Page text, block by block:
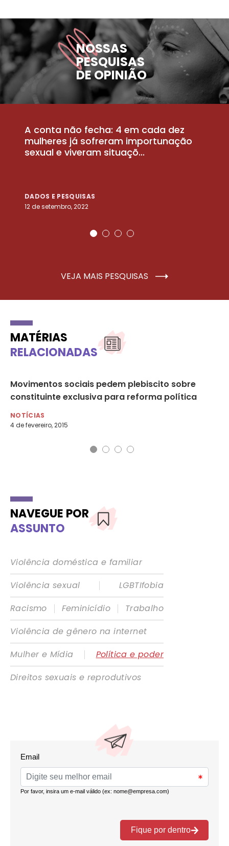
NOSSAS
PESQUISAS
DE OPINIÃO
A conta não fecha: 4 em cada dez
mulheres já sofreram importunação
sexual e viveram situaçõ...
DADOS E PESQUISAS
12 de setembro, 2022
VEJA MAIS PESQUISAS
MATÉRIAS
RELACIONADAS
Movimentos sociais pedem plebiscito sobre
constituinte exclusiva para reforma política
NOTÍCIAS
4 de fevereiro, 2015
NAVEGUE POR
ASSUNTO
Violência doméstica e familiar
Violência sexual
|
LGBTIfobia
Racismo
| Feminicídio |
Trabalho
Violência de gênero na internet
Mulher e Mídia
|
Política e poder
Direitos sexuais e reprodutivos